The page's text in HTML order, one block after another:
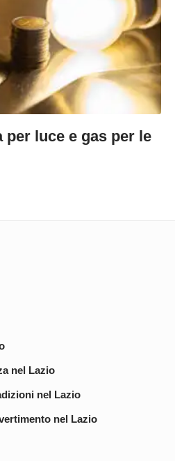
per luce e gas per le
nel Lazio
nel Lazio
nel Lazio